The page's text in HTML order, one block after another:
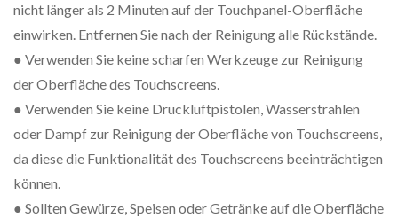
nicht länger als 2 Minuten auf der Touchpanel-Oberfläche
einwirken. Entfernen Sie nach der Reinigung alle Rückstände.
● Verwenden Sie keine scharfen Werkzeuge zur Reinigung
der Oberfläche des Touchscreens.
● Verwenden Sie keine Druckluftpistolen, Wasserstrahlen
oder Dampf zur Reinigung der Oberfläche von Touchscreens,
da diese die Funktionalität des Touchscreens beeinträchtigen
können.
● Sollten Gewürze, Speisen oder Getränke auf die Oberfläche